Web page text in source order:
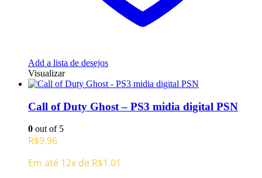
Add a lista de desejos
Visualizar
Call of Duty Ghost – PS3 midia digital PSN
0 out of 5
R$9.96
Em até 12x de R$1.01